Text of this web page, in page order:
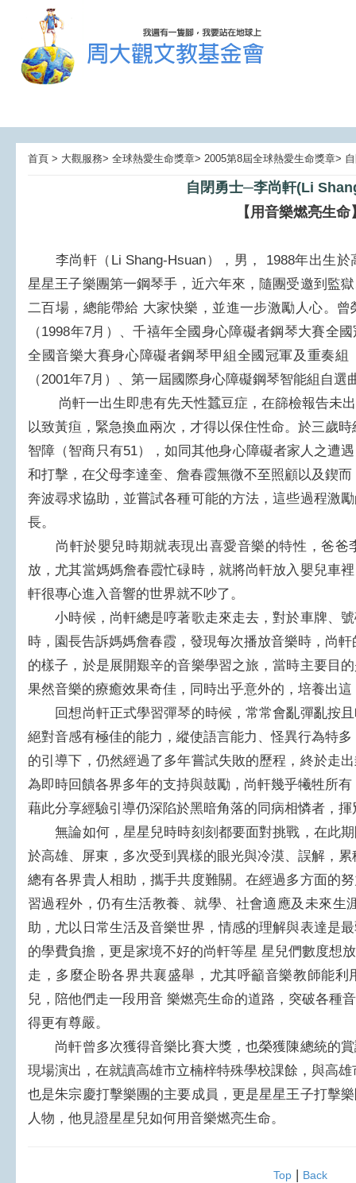
首頁 > 大觀服務> 全球熱愛生命獎章> 2005第8屆全球熱愛生命獎章>
自閉勇士─李尚軒(Li
【用音樂燃亮生命
李尚軒（Li Shang-Hsuan），男， 1988年出生於
星星王子樂團第一鋼琴手，近六年來，隨團受邀到監
二百場，總能帶給 大家快樂，並進一步激勵人心。
（1998年7月）、千禧年全國身心障礙者鋼琴大賽全
全國音樂大賽身心障礙者鋼琴甲組全國冠軍及重奏
（2001年7月）、第一屆國際身心障礙鋼琴智能組自
尚軒一出生即患有先天性蠶豆症，在篩檢報告未出
以致黃疸，緊急換血兩次，才得以保住性命。於三歲
智障（智商只有51），如同其他身心障礙者家人之遭
和打擊，在父母李達奎、詹春霞無微不至照顧以及鍥
奔波尋求協助，並嘗試各種可能的方法，這些過程激
長。
尚軒於嬰兒時期就表現出喜愛音樂的特性，爸爸
放，尤其當媽媽詹春霞忙碌時，就將尚軒放入嬰兒車
軒很專心進入音響的世界就不吵了。
小時候，尚軒總是哼著歌走來走去，對於車牌、號
時，園長告訴媽媽詹春霞，發現每次播放音樂時，尚
的樣子，於是展開艱辛的音樂學習之旅，當時主要目
果然音樂的療癒效果奇佳，同時出乎意外的，培養出
回想尚軒正式學習彈琴的時候，常常會亂彈亂按且
絕對音感有極佳的能力，縱使語言能力、怪異行為特
的引導下，仍然經過了多年嘗試失敗的歷程，終於走
為即時回饋各界多年的支持與鼓勵，尚軒幾乎犧牲所
藉此分享經驗引導仍深陷於黑暗角落的同病相憐者，
無論如何，星星兒時時刻刻都要面對挑戰，在此期
於高雄、屏東，多次受到異樣的眼光與冷漠、誤解，
總有各界貴人相助，攜手共度難關。在經過多方面的
習過程外，仍有生活教養、就學、社會適應及未來生
助，尤以日常生活及音樂世界，情感的理解與表達是
的學費負擔，更是家境不好的尚軒等星 星兒們數度想
走，多麼企盼各界共襄盛舉，尤其呼籲音樂教師能
兒，陪他們走一段用音 樂燃亮生命的道路，突破各種
得更有尊嚴。
尚軒曾多次獲得音樂比賽大獎，也榮獲陳總統的賞
現場演出，在就讀高雄市立楠梓特殊學校課餘，與高
也是朱宗慶打擊樂團的主要成員，更是星星王子打擊
人物，他見證星星兒如何用音樂燃亮生命。
Top| Back